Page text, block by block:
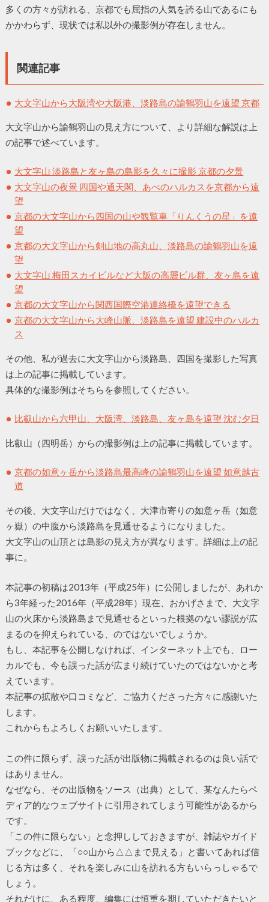
多くの方々が訪れる、京都でも屈指の人気を誇る山であるにも
かかわらず、現状では私以外の撮影例が存在しません。
関連記事
大文字山から大阪湾や大阪港、淡路島の諭鶴羽山を遠望 京都
大文字山から諭鶴羽山の見え方について、より詳細な解説は上
の記事で述べています。
大文字山 淡路島と友ヶ島の島影を久々に撮影 京都の夕景
大文字山の夜景 四国や通天閣、あべのハルカスを京都から遠
望
京都の大文字山から四国の山や観覧車「りんくうの星」を遠
望
京都の大文字山から剣山地の高丸山、淡路島の諭鶴羽山を遠
望
大文字山 梅田スカイビルなど大阪の高層ビル群、友ヶ島を遠
望
京都の大文字山から関西国際空港連絡橋を遠望できる
京都の大文字山から大峰山脈、淡路島を遠望 建設中のハルカ
ス
その他、私が過去に大文字山から淡路島、四国を撮影した写真
は上の記事に掲載しています。
具体的な撮影例はそちらを参照してください。
比叡山から六甲山、大阪湾、淡路島、友ヶ島を遠望 沈む夕日
比叡山（四明岳）からの撮影例は上の記事に掲載しています。
京都の如意ヶ岳から淡路島最高峰の諭鶴羽山を遠望 如意越古
道
その後、大文字山だけではなく、大津市寄りの如意ヶ岳（如意
ヶ嶽）の中腹から淡路島を見通せるようになりました。
大文字山の山頂とは島影の見え方が異なります。詳細は上の記
事に。
本記事の初稿は2013年（平成25年）に公開しましたが、あれか
ら3年経った2016年（平成28年）現在、おかげさまで、大文字
山の火床から淡路島まで見通せるといった根拠のない謬説が広
まるのを抑えられている、のではないでしょうか。
もし、本記事を公開しなければ、インターネット上でも、ロー
カルでも、今も誤った話が広まり続けていたのではないかと考
えています。
本記事の拡散や口コミなど、ご協力くださった方々に感謝いた
します。
これからもよろしくお願いいたします。
この件に限らず、誤った話が出版物に掲載されるのは良い話で
はありません。
なぜなら、その出版物をソース（出典）として、某なんたらペ
ディア的なウェブサイトに引用されてしまう可能性があるから
です。
「この件に限らない」と念押ししておきますが、雑誌やガイド
ブックなどに、「○○山から△△まで見える」と書いてあれば信
じる方は多く、それを楽しみに山を訪れる方もいらっしゃるで
しょう。
それだけに、ある程度、編集には慎重を期していただきたいと